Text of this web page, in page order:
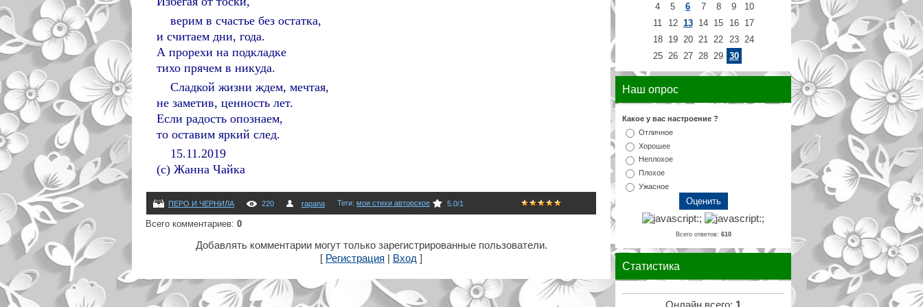
верим в счастье без остатка,
и считаем дни, года.
А прорехи на подкладке
тихо прячем в никуда.
Сладкой жизни ждем, мечтая,
не заметив, ценность лет.
Если радость опознаем,
то оставим яркий след.
15.11.2019
(с) Жанна Чайка
ПЕРО И ЧЕРНИЛА 220 rapana Теги: мои стихи авторское 5.0/1
Всего комментариев: 0
Добавлять комментарии могут только зарегистрированные пользователи.
[ Регистрация Вход ]
4 5 6 7 8 9
10
11
12 13 14 15 16
17
18
19 20 21 22 23 24
25 26 27 28 29 30
Наш опрос
Какое у вас настроение ?
Отличное
Хорошее
Неплохое
Плохое
Ужасное
Всего ответов: 610
Статистика